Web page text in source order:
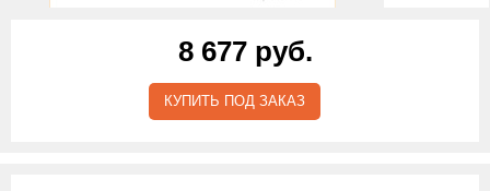
8 677 руб.
КУПИТЬ ПОД ЗАКАЗ